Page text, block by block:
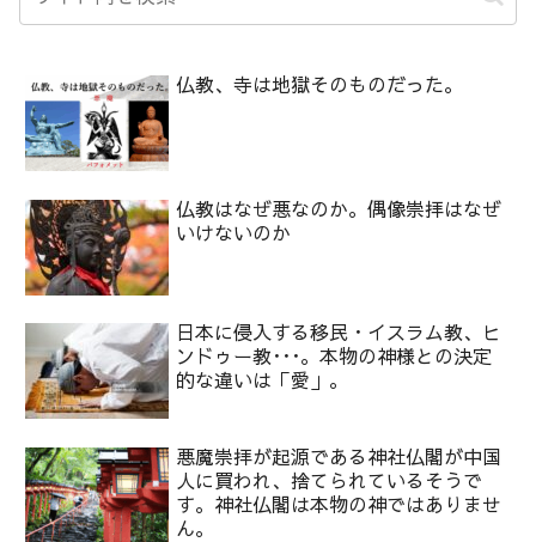
仏教、寺は地獄そのものだった。
仏教はなぜ悪なのか。偶像崇拝はなぜ
いけないのか
日本に侵入する移民・イスラム教、ヒ
ンドゥー教･･･。本物の神様との決定
的な違いは「愛」。
悪魔崇拝が起源である神社仏閣が中国
人に買われ、捨てられているそうで
す。神社仏閣は本物の神ではありませ
ん。